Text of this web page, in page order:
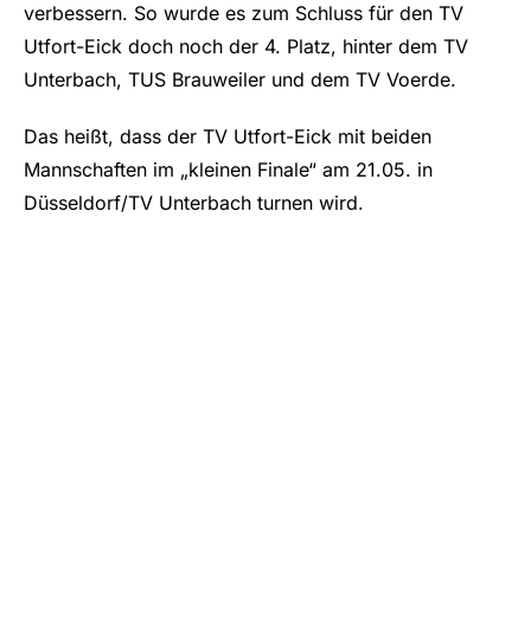
verbessern. So wurde es zum Schluss für den TV
Utfort-Eick doch noch der 4. Platz, hinter dem TV
Unterbach, TUS Brauweiler und dem TV Voerde.
Das heißt, dass der TV Utfort-Eick mit beiden
Mannschaften im „kleinen Finale“ am 21.05. in
Düsseldorf/TV Unterbach turnen wird.